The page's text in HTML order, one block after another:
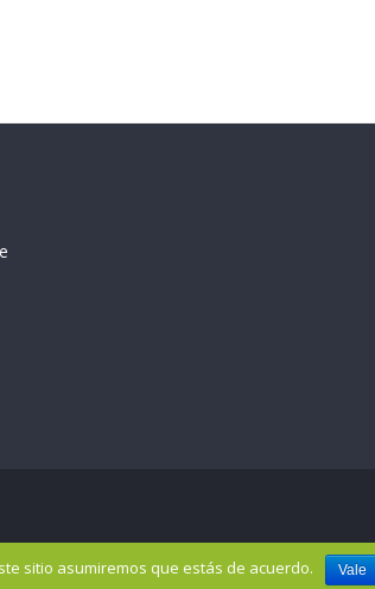
sitio asumiremos que estás de acuerdo. Vale